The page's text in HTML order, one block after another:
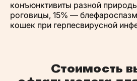
конъюнктивиты разной
роговицы, 15% —
кошек при герпесвирусной
Стоимость